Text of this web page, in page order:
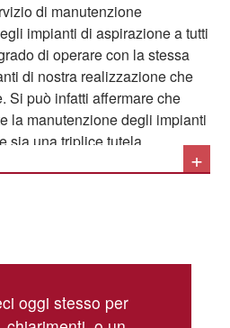
ATEX.
di manutenzione
impianti di aspirazione a tutti
di operare con la stessa
di nostra realizzazione che
Si può infatti affermare che
la manutenzione degli impianti
sia una triplice tutela
di fermi macchina e
il pericolo di incendi o di
incontrollato di
alla manutenzione degli
+
oggi stesso per